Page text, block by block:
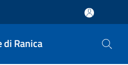
di Ranica